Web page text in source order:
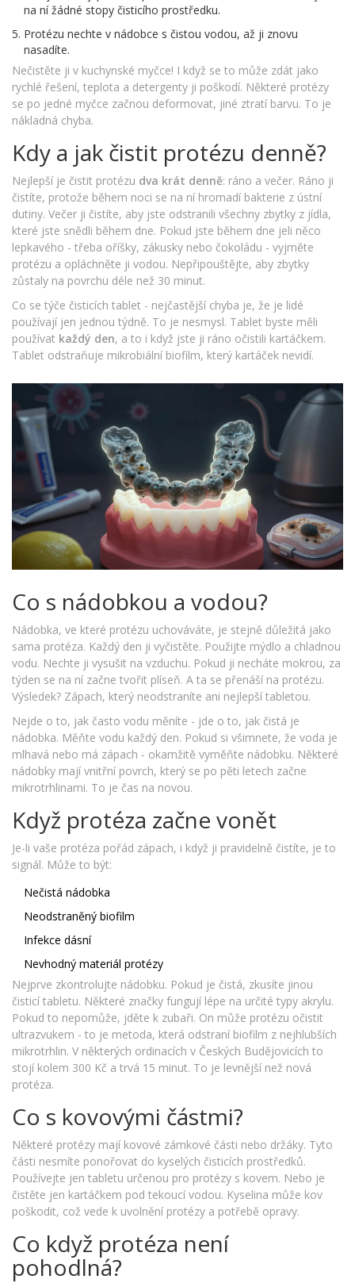
na ní žádné stopy čisticího prostředku.
Protézu nechte v nádobce s čistou vodou, až ji znovu
nasadíte.
Nečistěte ji v kuchynské myčce! I když se to může zdát jako
rychlé řešení, teplota a detergenty ji poškodí. Některé protézy
se po jedné myčce začnou deformovat, jiné ztratí barvu. To je
nákladná chyba.
Kdy a jak čistit protézu denně?
Nejlepší je čistit protézu dva krát denně: ráno a večer. Ráno ji
čistíte, protože během noci se na ní hromadí bakterie z ústní
dutiny. Večer ji čistíte, aby jste odstranili všechny zbytky z jídla,
které jste snědli během dne. Pokud jste během dne jeli něco
lepkavého - třeba oříšky, zákusky nebo čokoládu - vyjměte
protézu a opláchněte ji vodou. Nepřipouštějte, aby zbytky
zůstaly na povrchu déle než 30 minut.
Co se týče čisticích tablet - nejčastější chyba je, že je lidé
používají jen jednou týdně. To je nesmysl. Tablet byste měli
používat každý den, a to i když jste ji ráno očistili kartáčkem.
Tablet odstraňuje mikrobiální biofilm, který kartáček nevidí.
Co s nádobkou a vodou?
Nádobka, ve které protézu uchováváte, je stejně důležitá jako
sama protéza. Každý den ji vyčistěte. Použijte mýdlo a chladnou
vodu. Nechte ji vysušit na vzduchu. Pokud ji necháte mokrou, za
týden se na ní začne tvořit plíseň. A ta se přenáší na protézu.
Výsledek? Zápach, který neodstraníte ani nejlepší tabletou.
Nejde o to, jak často vodu měníte - jde o to, jak čistá je
nádobka. Měňte vodu každý den. Pokud si všimnete, že voda je
mlhavá nebo má zápach - okamžitě vyměňte nádobku. Některé
nádobky mají vnitřní povrch, který se po pěti letech začne
mikrotrhlinami. To je čas na novou.
Když protéza začne vonět
Je-li vaše protéza pořád zápach, i když ji pravidelně čistíte, je to
signál. Může to být:
Nečistá nádobka
Neodstraněný biofilm
Infekce dásní
Nevhodný materiál protézy
Nejprve zkontrolujte nádobku. Pokud je čistá, zkusíte jinou
čisticí tabletu. Některé značky fungují lépe na určité typy akrylu.
Pokud to nepomůže, jděte k zubaři. On může protézu očistit
ultrazvukem - to je metoda, která odstraní biofilm z nejhlubších
mikrotrhlin. V některých ordinacích v Českých Budějovicích to
stojí kolem 300 Kč a trvá 15 minut. To je levnější než nová
protéza.
Co s kovovými částmi?
Některé protézy mají kovové zámkové části nebo držáky. Tyto
části nesmíte ponořovat do kyselých čisticích prostředků.
Používejte jen tabletu určenou pro protézy s kovem. Nebo je
čistěte jen kartáčkem pod tekoucí vodou. Kyselina může kov
poškodit, což vede k uvolnění protézy a potřebě opravy.
Co když protéza není
pohodlná?